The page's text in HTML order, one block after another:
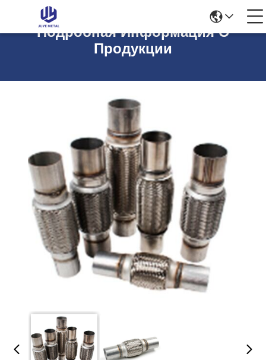
Подробная Информация О
Продукции